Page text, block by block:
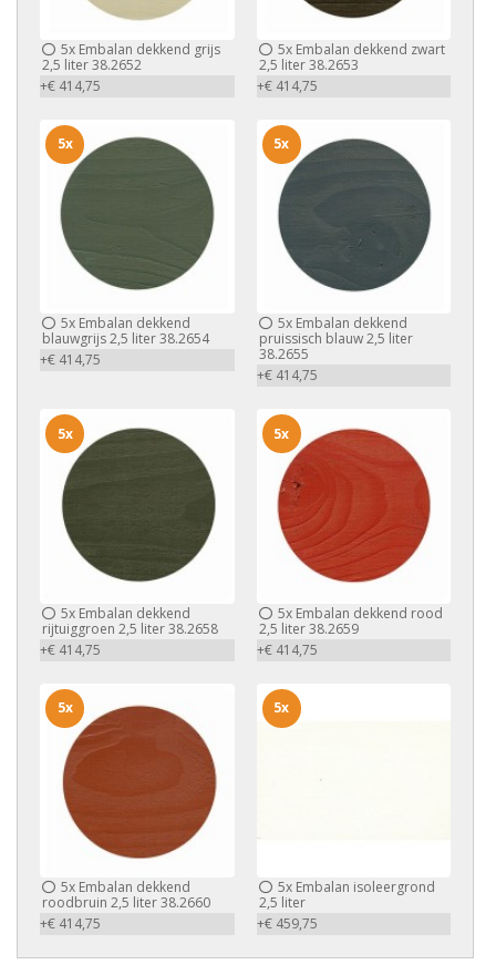
5x Embalan dekkend grijs
2,5 liter 38.2652
+€ 414,75
5xEmbalan dekkend zwart
2,5 liter 38.2653
+€ 414,75
5x Embalan dekkend
blauwgrijs 2,5 liter 38.2654
+€ 414,75
5x
5xEmbalan dekkend
pruissisch blauw 2,5 liter
38.2655
+€ 414,75
5x
5x Embalan dekkend
rijtuiggroen 2,5 liter 38.2658
+€ 414,75
5x
5xEmbalan dekkend rood
2,5 liter 38.2659
+€ 414,75
5x
5x Embalan dekkend
roodbruin 2,5 liter 38.2660
+€ 414,75
5x
5xEmbalan isoleergrond
2,5 liter
+€ 459,75
5x